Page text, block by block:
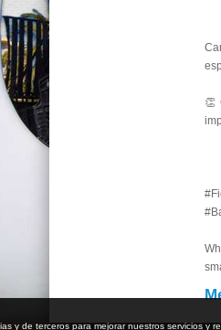
👏
y de terceros para mejorar nuestros servicios